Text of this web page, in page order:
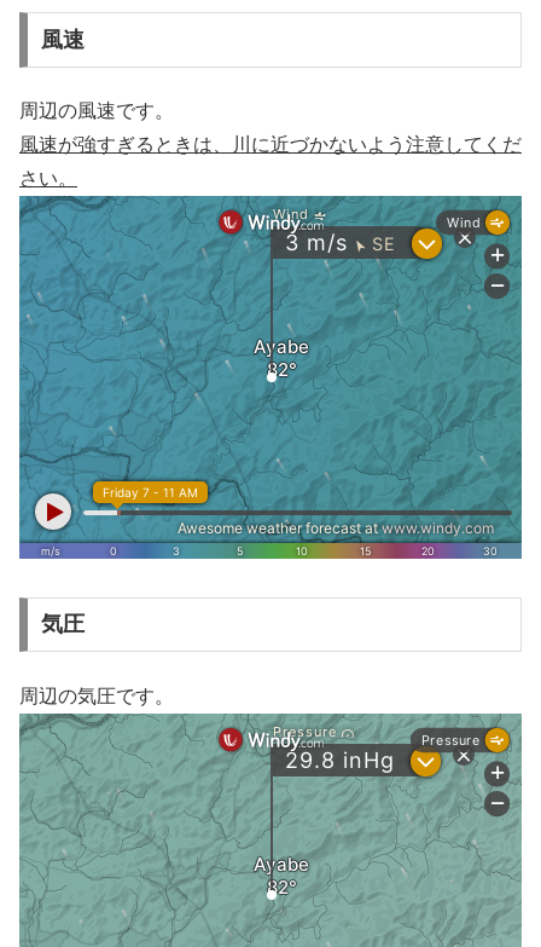
風速
周辺の風速です。
風速が強すぎるときは、川に近づかないよう注意してくだ
さい。
気圧
周辺の気圧です。